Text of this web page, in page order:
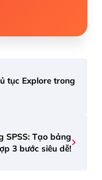
tục Explore trong
SPSS: Tạo bảng
3 bước siêu dễ!